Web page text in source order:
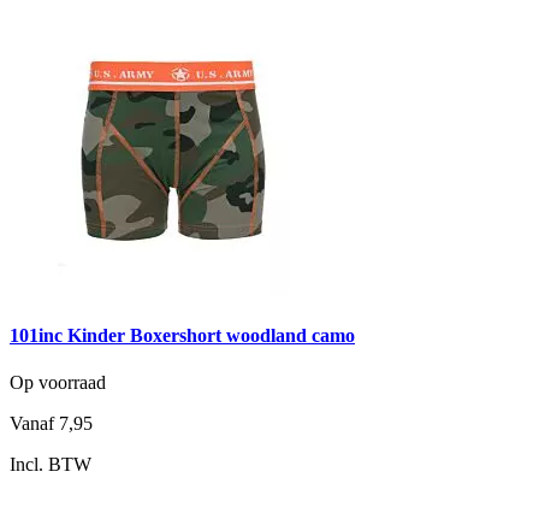
101inc Kinder Boxershort woodland camo
Op voorraad
Vanaf 7,95
Incl. BTW